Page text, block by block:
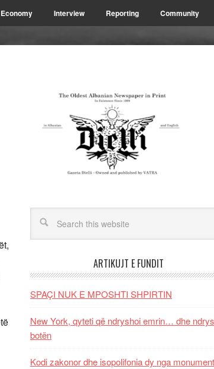
Economy Interview Reporting Community
ARTIKUJT E FUNDIT
SPAÇI NUK E MPOSHTI SHPIRTIN
New York, qyteti që ndryshoi emrin… dhe
botën
Kodi zakonor dhe isopolifonia dy nga